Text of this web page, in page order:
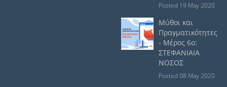
Posted 19 May 2020
Μύθοι και
Πραγματικότητες
- Μέρος 6ο:
ΣΤΕΦΑΝΙΑΙΑ
ΝΟΣΟΣ
Posted 08 May 2020